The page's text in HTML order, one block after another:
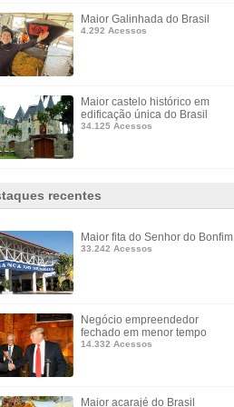
Maior Galinhada do Brasil
4.292 Acessos
Maior castelo histórico em
edificação única do Brasil
34.125 Acessos
recentes
Maior fita do Senhor do Bonfim
33.242 Acessos
Negócio empreendedor
fechado em menor tempo
14.332 Acessos
Maior acarajé do Brasil